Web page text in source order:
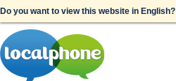
Do you want to view this website in English?